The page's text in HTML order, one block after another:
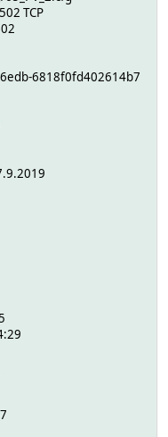
TCP
6818f0fd402614b7